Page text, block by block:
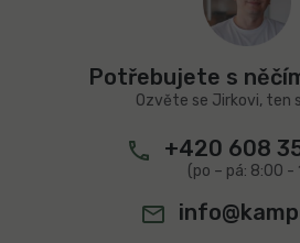
a
í
p
r
k
y
ý
Potřebujete s
Ozvěte se Jirkovi, ten
+420 608